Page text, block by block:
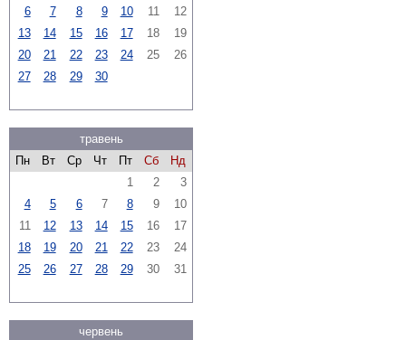
6
7 8 9 10 11
12
13
14 15 16 17 18
19
20
21 22 23 24 25
26
27
28 29 30
травень
Пн
Вт Ср Чт Пт Сб
Нд
1
2
3
4
5 6 7 8 9
10
11
12 13 14 15 16
17
18
19 20 21 22 23
24
25
26 27 28 29 30 31
червень